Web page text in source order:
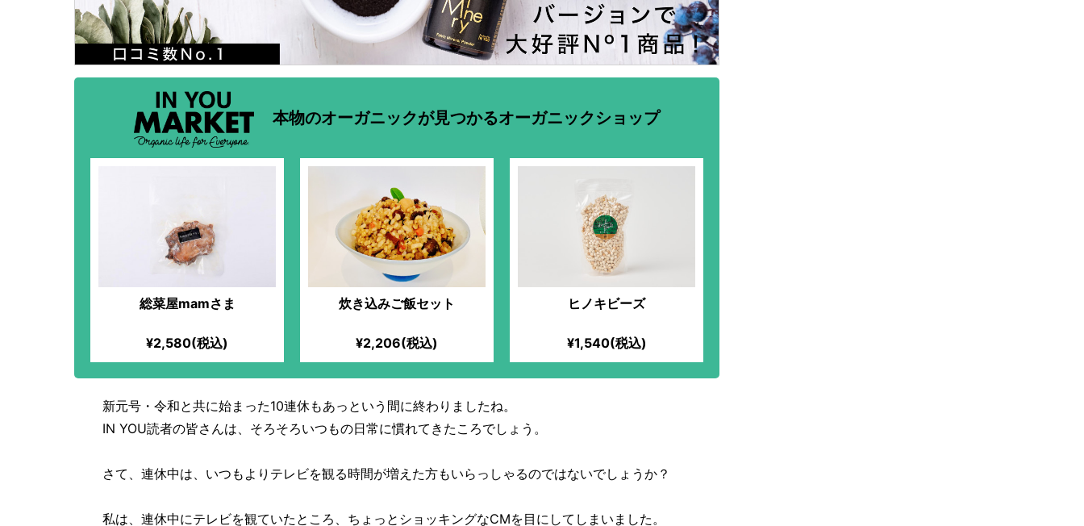
本物のオーガニックが見つかるオーガニックショップ
総菜屋mamさま
¥2,580(税込)
炊き込みご飯セット
¥2,206(税込)
ヒノキビーズ
¥1,540(税込)
新元号・令和と共に始まった10連休もあっという間に終わりましたね。
IN YOU読者の皆さんは、そろそろいつもの日常に慣れてきたころでしょう。
さて、連休中は、いつもよりテレビを観る時間が増えた方もいらっしゃるのではないでしょうか？
私は、連休中にテレビを観ていたところ、ちょっとショッキングなCMを目にしてしまいました。